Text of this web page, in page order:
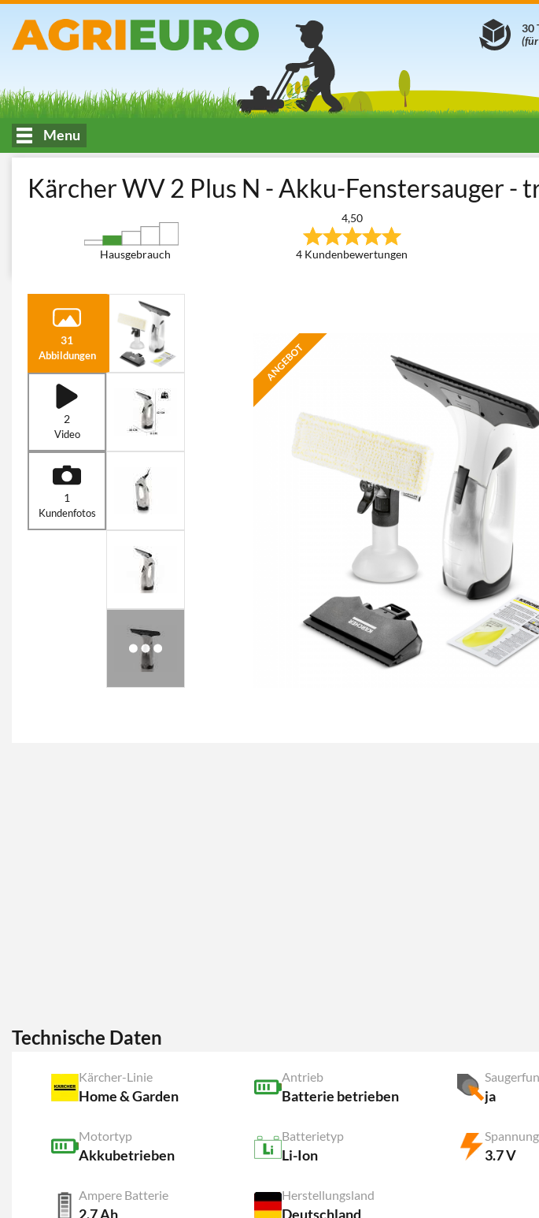
30
Menu
Kärcher WV 2 Plus N - Akku-Fenstersauger -
Hausgebrauch
4,50
4 Kundenbewertungen
31
Abbildungen
2
Video
1
Kundenfotos
ANGEBOT
Technische Daten
Kärcher-Linie
Home & Garden
Antrieb
Batterie betrieben ja
Motortyp
Akkubetrieben
Batterietyp
Li-Ion
Spannung
3.7 V
Ampere Batterie
2.7 Ah
Herstellungsland
Deutschland